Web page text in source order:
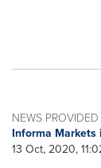
NEWS
Informa Markets
13 Oct, 2020,